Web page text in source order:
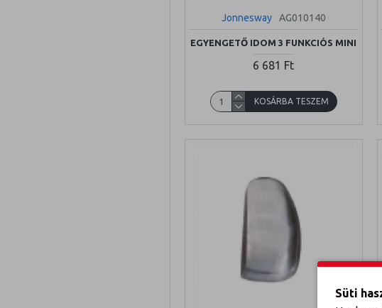
Jonnesway AG010140
EGYENGETŐ IDOM 3 FUNKCIÓS MINI
6 681 Ft
KOSÁRBA TESZEM
Süti